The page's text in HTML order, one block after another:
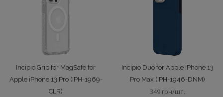
Incipio Grip for MagSafe for
Apple iPhone 13 Pro (IPH-1969-
CLR)
Incipio Duo for Apple iPhone 13
Pro Max (IPH-1946-DNM)
349 грн/шт.